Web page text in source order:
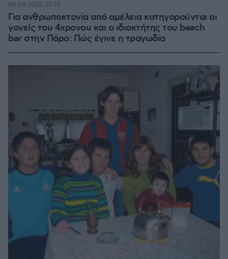
Για ανθρωποκτονία από αμέλεια κατηγορούνται οι
γονείς του 4χρονου και ο ιδιοκτήτης του beach
bar στην Πάρο: Πώς έγινε η τραγωδία
08.08.2026, 21:22